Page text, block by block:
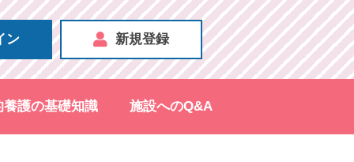
ン 新規登録
養護の基礎知識 施設へのQ&A